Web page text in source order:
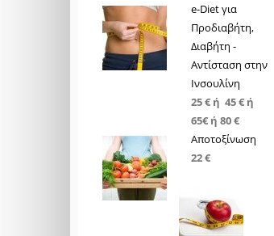
e-Diet για
Προδιαβήτη,
Διαβήτη -
Αντίσταση στην
Ινσουλίνη
25 € ή 45 € ή
65€ ή 80 €
Αποτοξίνωση
22 €